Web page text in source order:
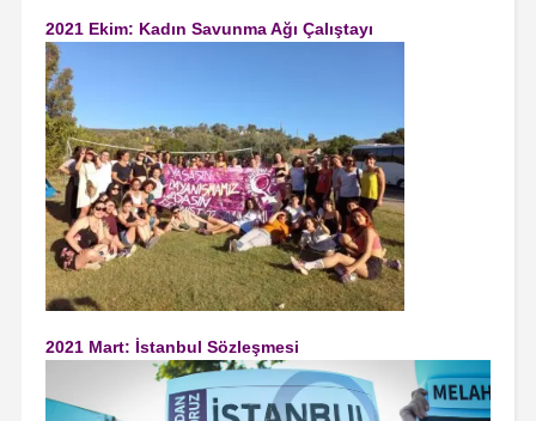
2021 Ekim: Kadın Savunma Ağı Çalıştayı
2021 Mart: İstanbul Sözleşmesi